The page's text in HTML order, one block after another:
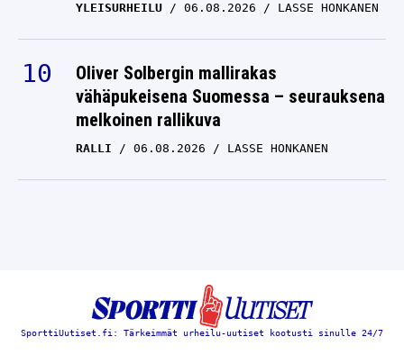
YLEISURHEILU 06.08.2026 LASSE HONKANEN
Oliver Solbergin mallirakas
vähäpukeisena Suomessa – seurauksena
melkoinen rallikuva
RALLI 06.08.2026 LASSE HONKANEN
SporttiUutiset.fi: Tärkeimmät urheilu-uutiset kootusti sinulle 24/7